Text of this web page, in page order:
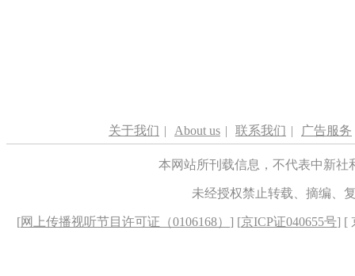
关于我们 | About us | 联系我们 | 广告服务
本网站所刊载信息，不代表中新
未经授权禁止转载、摘编、
[网上传播视听节目许可证（0106168） ] [京ICP证040655号] [